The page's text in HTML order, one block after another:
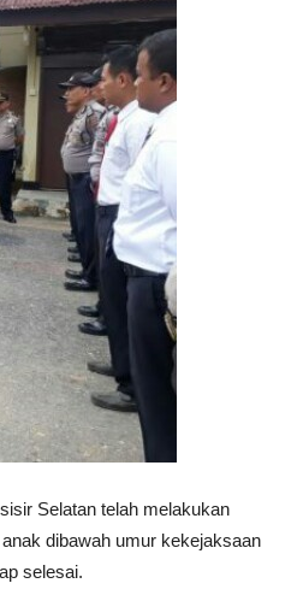
Selatan telah melakukan
dibawah umur kekejaksaan
selesai.